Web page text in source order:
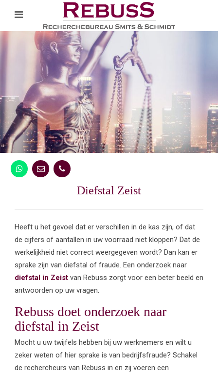
Diefstal Zeist
Heeft u het gevoel dat er verschillen in de kas zijn, of dat
de cijfers of aantallen in uw voorraad niet kloppen? Dat de
werkelijkheid niet correct weergegeven wordt? Dan kan er
sprake zijn van diefstal of fraude. Een onderzoek naar
diefstal in Zeist van Rebuss zorgt voor een beter beeld en
antwoorden op uw vragen.
Rebuss doet onderzoek naar
diefstal in Zeist
Mocht u uw twijfels hebben bij uw werknemers en wilt u
zeker weten of hier sprake is van bedrijfsfraude? Schakel
de rechercheurs van Rebuss in en zij voeren een